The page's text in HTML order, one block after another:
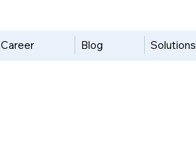
Career Blog Solutions